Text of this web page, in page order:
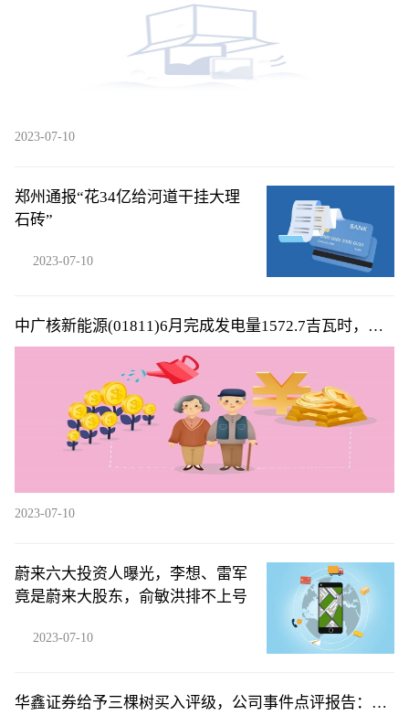
2023-07-10
郑州通报“花34亿给河道干挂大理
石砖”
2023-07-10
中广核新能源(01811)6月完成发电量1572.7吉瓦时，同
比减少6.6%
2023-07-10
蔚来六大投资人曝光，李想、雷军
竟是蔚来大股东，俞敏洪排不上号
2023-07-10
华鑫证券给予三棵树买入评级，公司事件点评报告：Q2